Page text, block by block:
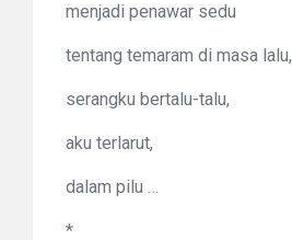
menjadi penawar sedu
tentang temaram di masa lalu,
serangku bertalu-talu,
aku terlarut,
dalam pilu …
*